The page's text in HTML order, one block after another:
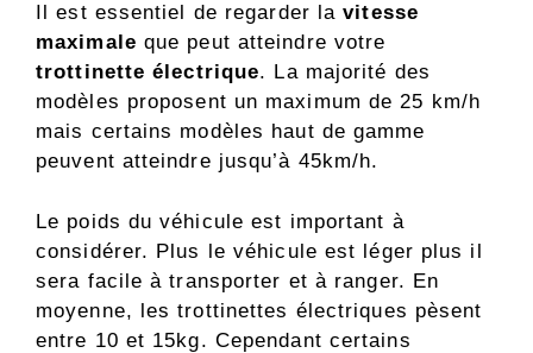
Il est essentiel de regarder lavitesse
maximale que peut atteindre votre
trottinette électrique. La majorité des
modèles proposent un maximum de 25 km/h
mais certains modèles haut de gamme
peuvent atteindre jusqu’à 45km/h.
Le poids du véhicule est important à
considérer. Plus le véhicule est léger plus il
sera facile à transporter et à ranger. En
moyenne, les trottinettes électriques pèsent
entre 10 et 15kg. Cependant certains